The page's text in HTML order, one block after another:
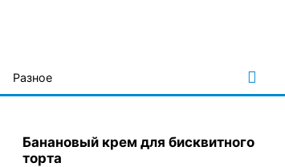
Разное
Банановый крем для бисквитного
торта